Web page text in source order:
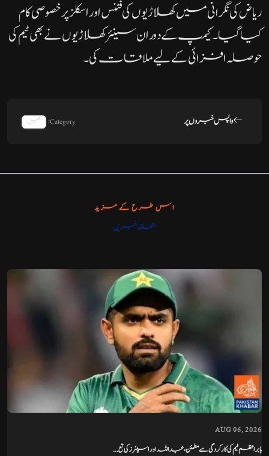
ریاض کی نگرانی میں کھلاڑیوں کی فٹنس اور اسکلز پر خصوصی کام
کیا گیا۔ کیمپ کے دوران سینئر کھلاڑیوں نے بھی ٹیم کی
حوصلہ افزائی کے لیے ملاقات کی۔
واپس خبروں پر Category: کھیل
اس طرح کے مزید
متعلقہ خبریں
AUG 06, 2026
بابر اعظم ٹیم کی کارکردگی سے مطمئن، عبداللہ اور اسپنرز کی تع...